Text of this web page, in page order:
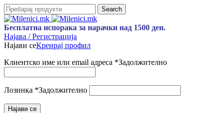
Search
Бесплатна испорака за нарачки над 1500 ден.
Најава / Регистрација
Најави сеКреирај профил
Клиентско име или email адреса *Задолжително
Лозинка *Задолжително
Најави се